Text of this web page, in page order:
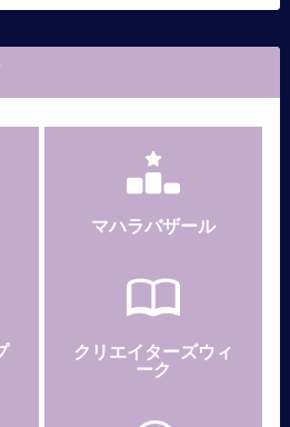
マハラバザール
クリエイターズウィ
ーク